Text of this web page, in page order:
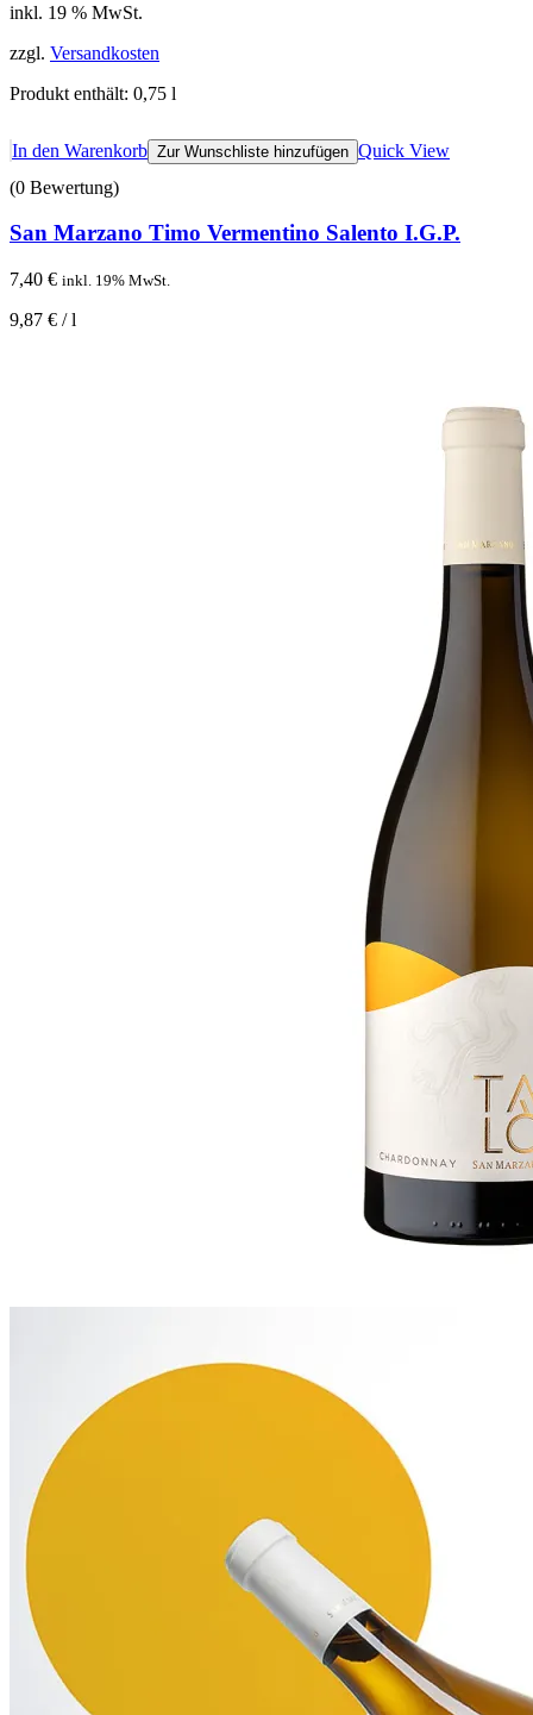
inkl. 19 % MwSt.
zzgl. Versandkosten
Produkt enthält: 0,75 l
In den Warenkorb Zur Wunschliste hinzufügen Quick View
(0 Bewertung)
San Marzano Timo Vermentino Salento I.G.P.
7,40 € inkl. 19% MwSt.
9,87 € /l